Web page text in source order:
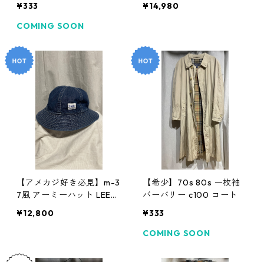
ノースフェイス
¥333
COMING SOON
95 エアマックス95 アーミ
¥14,980
【アメカジ好き必見】m-3
7風 アーミーハット LEEバ
¥12,800
【希少】70s 80s 一枚袖
バーバリー c100 コート
¥333
COMING SOON